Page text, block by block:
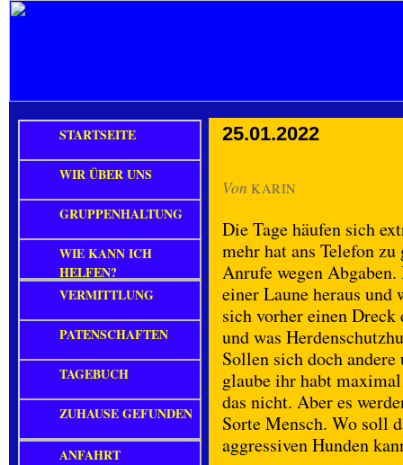
25.01.2022
Von KARIN
Die Tage häufen sich
mehr hat ans Telefon
Anrufe wegen
einer Laune heraus
sich vorher einen
und was
Sollen sich doch
glaube ihr habt
das nicht. Aber es
Sorte Mensch. Wo soll
aggressiven Hunden
STARTSEITE
WIR ÜBER UNS
GRUPPENHALTUNG
WIE KANN ICH
HELFEN?
VERMITTLUNG
PATENSCHAFTEN
TAGEBUCH
ZUHAUSE GEFUNDEN
ANFAHRT